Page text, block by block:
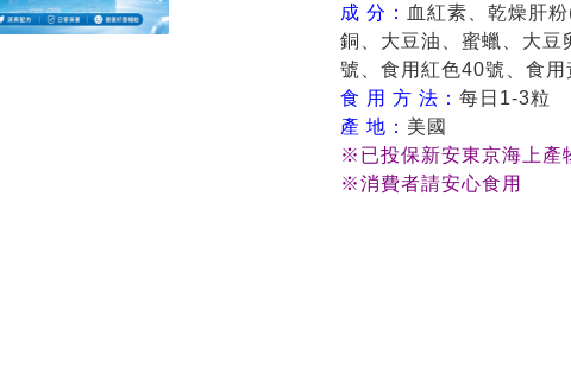
成 分： 血紅素、乾燥肝
銅、大豆油、蜜蠟、大豆
號、食用紅色40號、食用
食 用 方 法： 每日1-3粒
產 地： 美國
※已投保新安東京海上產
※消費者請安心食用